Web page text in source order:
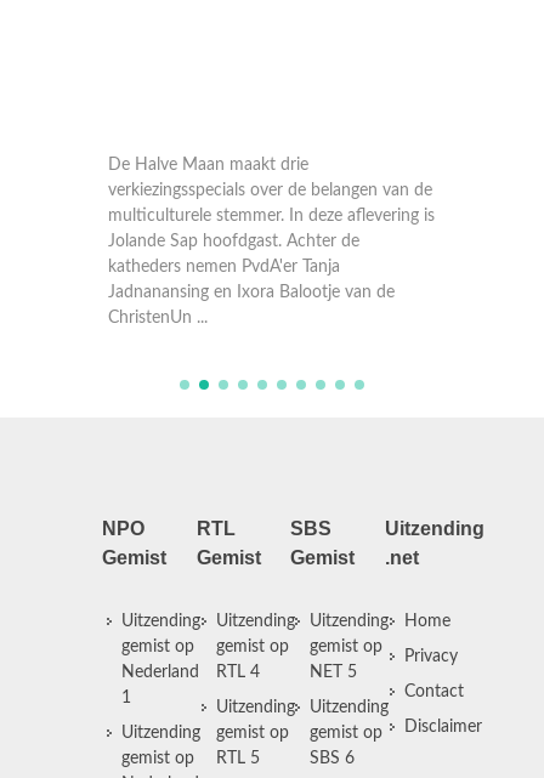
verkiezingsspecials over de belangen van de
multiculturele stemmer. In deze aflevering is
Jolande Sap hoofdgast. Achter de
katheders nemen PvdA'er Tanja
Jadnanansing en Ixora Balootje van de
ChristenUn ...
Gemist
gemist op
Nederland
1
gemist op
Nederland
Gemist
gemist op
RTL 4
gemist op
RTL 5
Gemist
gemist op
NET 5
gemist op
SBS 6
.net
Contact